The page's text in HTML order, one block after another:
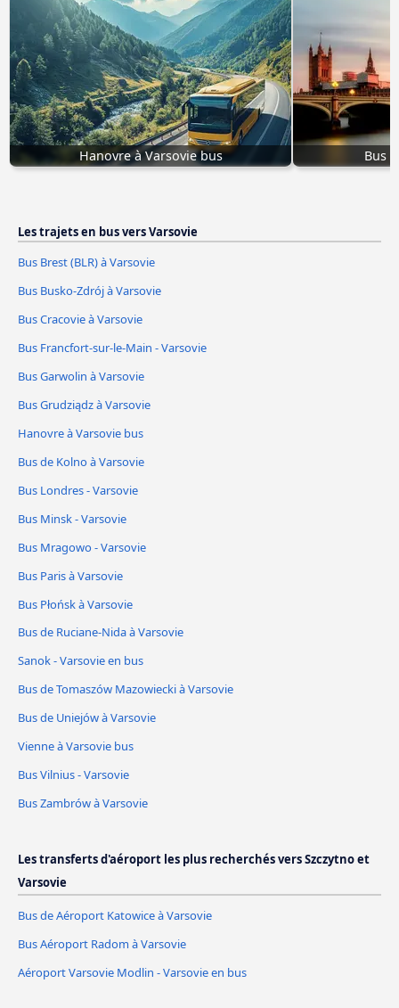
Hanovre à Varsovie bus Bus
Les trajets en bus vers Varsovie
Bus Brest (BLR) à Varsovie
Bus Busko-Zdrój à Varsovie
Bus Cracovie à Varsovie
Bus Francfort-sur-le-Main - Varsovie
Bus Garwolin à Varsovie
Bus Grudziądz à Varsovie
Hanovre à Varsovie bus
Bus de Kolno à Varsovie
Bus Londres - Varsovie
Bus Minsk - Varsovie
Bus Mragowo - Varsovie
Bus Paris à Varsovie
Bus Płońsk à Varsovie
Bus de Ruciane-Nida à Varsovie
Sanok - Varsovie en bus
Bus de Tomaszów Mazowiecki à Varsovie
Bus de Uniejów à Varsovie
Vienne à Varsovie bus
Bus Vilnius - Varsovie
Bus Zambrów à Varsovie
Les transferts d'aéroport les plus recherchés vers Szczytno et
Varsovie
Bus de Aéroport Katowice à Varsovie
Bus Aéroport Radom à Varsovie
Aéroport Varsovie Modlin - Varsovie en bus